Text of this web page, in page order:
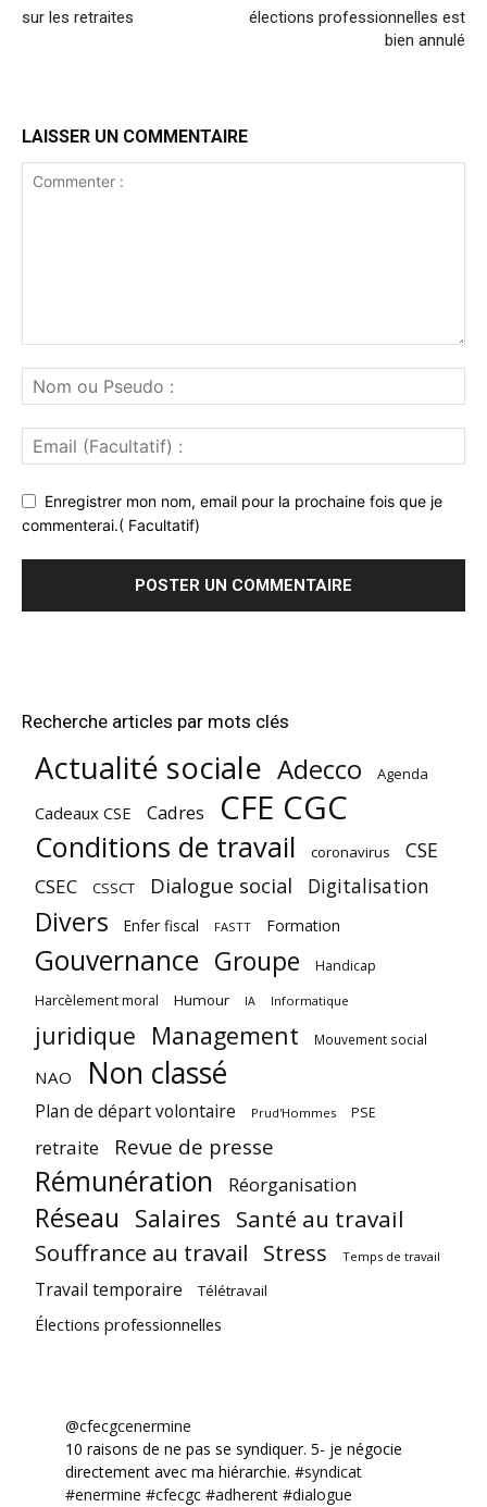
sur les retraites
élections professionnelles est
bien annulé
LAISSER UN COMMENTAIRE
Enregistrer mon nom, email pour la prochaine fois que je
commenterai.( Facultatif)
Recherche articles par mots clés
Actualité sociale Adecco Agenda
Cadeaux CSE Cadres CFE CGC
Conditions de travail coronavirus CSE
CSEC CSSCT Dialogue social Digitalisation
Divers Enfer fiscal FASTT Formation
Gouvernance Groupe Handicap
Harcèlement moral Humour IA Informatique
juridique Management Mouvement social
NAO Non classé
Plan de départ volontaire Prud'Hommes PSE
retraite Revue de presse
Rémunération Réorganisation
Réseau Salaires Santé au travail
Souffrance au travail Stress Temps de travail
Travail temporaire Télétravail
Élections professionnelles
@cfecgcenermine
10 raisons de ne pas se syndiquer. 5- je négocie
directement avec ma hiérarchie. #syndicat
#enermine #cfecgc #adherent #dialogue